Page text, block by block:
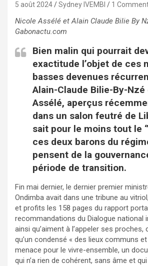
5 août 2024 Sydney IVEMBI 1
Nicole Assélé et Alain Claude Bilie By
Gabonactu.com
Bien malin qui pourrait
exactitude l’objet de ces
basses devenues
Alain-Claude Bilie-By-
Assélé, aperçus
dans un salon feutré de
sait pour le moins tout le
ces deux barons du
pensent de la
période de transition.
Fin mai dernier, le dernier premier
Ondimba avait dans une tribune au
et profits les 158 pages du rapport
recommandations du Dialogue national
ainsi qu’aiment à l’appeler ses proches,
qu’un condensé « des lieux communs
menace pour le vivre-ensemble, un
qui n’a rien de cohérent, sans âme et